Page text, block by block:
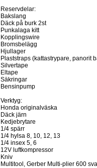
Reservdelar:
Bakslang
Däck på burk 2st
Punkalaga kitt
Kopplingswire
Bromsbelägg
Hjullager
Plaststraps (kattastrypare, panorit
Silvertape
Eltape
Säkringar
Bensinpump
Verktyg:
Honda originalväska
Däck järn
Kedjebrytare
1/4 spärr
1/4 hylsa 8, 10, 12, 13
1/4 insex 5, 6
12V luftkompressor
Kniv
Multitool, Gerber Multi-plier 600